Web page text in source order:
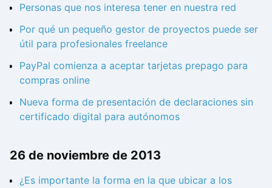
Personas que nos interesa tener en nuestra red
Por qué un pequeño gestor de proyectos puede ser
útil para profesionales freelance
PayPal comienza a aceptar tarjetas prepago para
compras online
Nueva forma de presentación de declaraciones sin
certificado digital para autónomos
26 de noviembre de 2013
¿Es importante la forma en la que ubicar a los